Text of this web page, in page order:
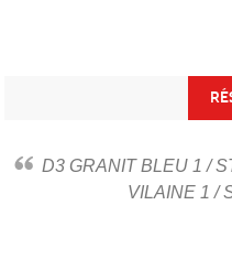
D3 GRANIT BLEU 1 / ST MALO 8 = 7/7 ; D4 HAUTE
VILAINE 1 /